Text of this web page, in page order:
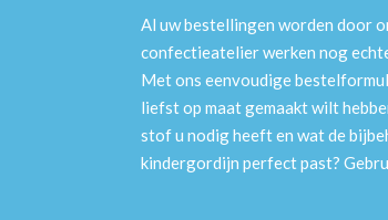
Al uw bestellingen worden door
confectieatelier werken nog
Met ons eenvoudige
liefst op maat gemaakt wilt
stof u nodig heeft en wat de
kindergordijn perfect past?